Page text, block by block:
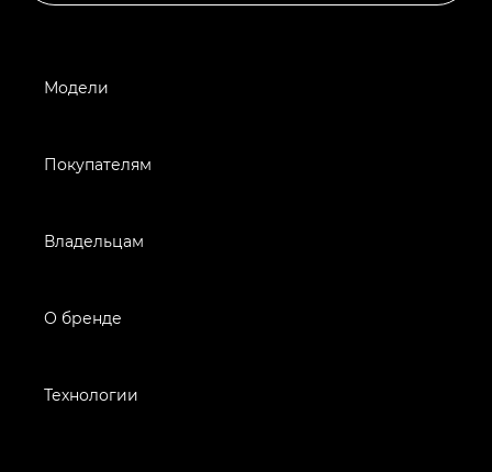
Модели
Покупателям
Владельцам
О бренде
Технологии